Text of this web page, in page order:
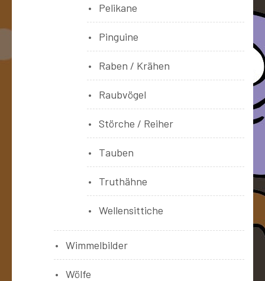
Pelikane
Pinguine
Raben / Krähen
Raubvögel
Störche / Reiher
Tauben
Truthähne
Wellensittiche
Wimmelbilder
Wölfe